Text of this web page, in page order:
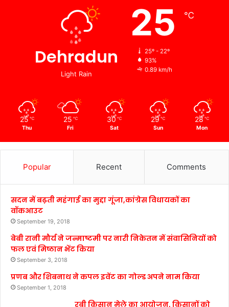
Dehradun
Light Rain
25 ℃
25º - 22º
93%
0.89 km/h
25 ℃
Thu
25 ℃
Fri
30 ℃
Sat
29 ℃
Sun
28 ℃
Mon
Popular Recent Comments
सदन में बढ़ती महंगाई का मुद्दा गूंजा,कांग्रेस विधायकों का
वॉकआउट
September 19, 2018
बेबी रानी मौर्य ने जन्माष्टमी पर नारी निकेतन में संवासिनियों को
फल एवं मिष्ठान भेंट किया
September 3, 2018
प्रणब और शिबनाथ ने कपल इवेंट का गोल्ड अपने नाम किया
September 1, 2018
रबी किसान मेले का आयोजन, किसानों को